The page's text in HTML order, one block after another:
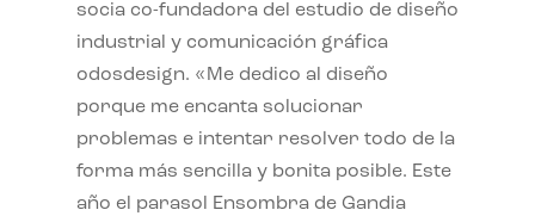
socia co-fundadora del estudio de diseño
industrial y comunicación gráfica
odosdesign. «Me dedico al diseño
porque me encanta solucionar
problemas e intentar resolver todo de la
forma más sencilla y bonita posible. Este
año el parasol Ensombra de Gandia